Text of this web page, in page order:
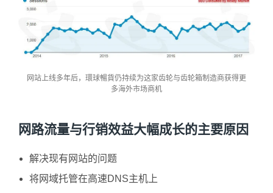
网站上线多年后，環球暢貨仍持续为这家齿轮与齿轮箱制造商获得更
多海外市场商机
网路流量与行销效益大幅成长的主要原因
解决现有网站的问题
将网域托管在高速DNS主机上